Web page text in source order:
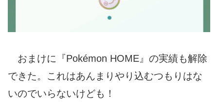
おまけに『Pokémon HOME』の実績も解除
できた。これはあんまりやり込むつもりはな
いのでいらないけども！